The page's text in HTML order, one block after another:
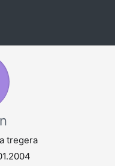
tregera